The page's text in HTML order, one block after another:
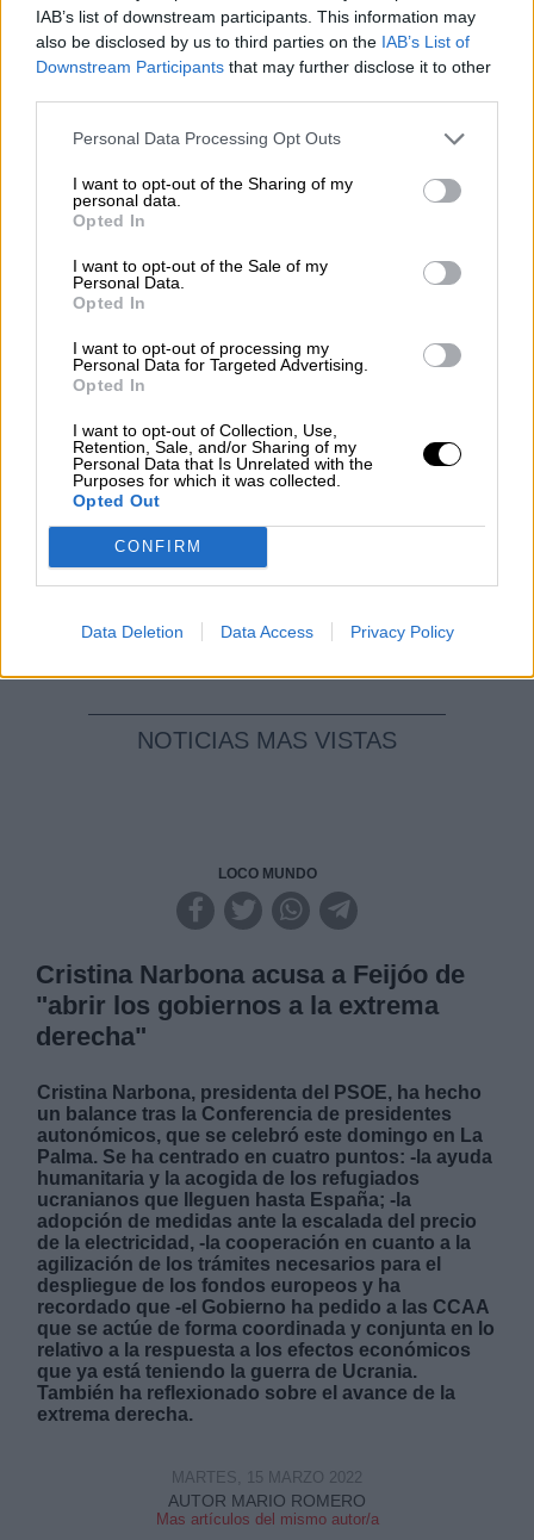
IAB’s list of downstream participants. This information may
also be disclosed by us to third parties on the IAB’s List of
Downstream Participants that may further disclose it to other
Personal Data Processing Opt Outs
I want to opt-out of the Sharing of my
personal data.
Opted In
I want to opt-out of the Sale of my
Personal Data.
Opted In
I want to opt-out of processing my
Personal Data for Targeted Advertising.
Opted In
I want to opt-out of Collection, Use,
Retention, Sale, and/or Sharing of my
Personal Data that Is Unrelated with the
Purposes for which it was collected.
Opted Out
CONFIRM
Data Deletion Data Access Privacy Policy
Por Álvaro Frutos Rosado y Gabinete
Geopolítica de Crisis
Suelta y confía
Por María Comesaña
Votantes y votados
El Conflicto de Oriente Medio:
en Construcción
Por Álvaro Frutos Rosado y Gabinete
Geopolítica de Crisis
Reconquista leonesa
Clara Campoamor: Mi sueño,
mi pesadilla
NOTICIAS MAS VISTAS
LOCO MUNDO
Cristina Narbona acusa a Feijóo de
"abrir los gobiernos a la extrema
derecha"
Cristina Narbona, presidenta del PSOE, ha hecho
un balance tras la Conferencia de presidentes
autonómicos, que se celebró este domingo en La
Palma. Se ha centrado en cuatro puntos: -la ayuda
humanitaria y la acogida de los refugiados
ucranianos que lleguen hasta España; -la
adopción de medidas ante la escalada del precio
de la electricidad, -la cooperación en cuanto a la
agilización de los trámites necesarios para el
despliegue de los fondos europeos y ha
recordado que -el Gobierno ha pedido a las CCAA
que se actúe de forma coordinada y conjunta en lo
relativo a la respuesta a los efectos económicos
que ya está teniendo la guerra de Ucrania.
También ha reflexionado sobre el avance de la
extrema derecha.
AUTOR MARIO ROMERO
Mas artículos del mismo autor/a
MARTES, 15 MARZO 2022